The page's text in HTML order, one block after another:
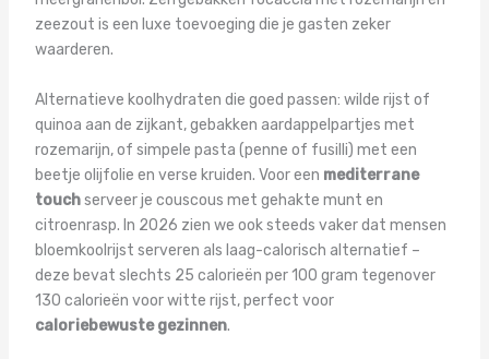
zeezout is een luxe toevoeging die je gasten zeker
waarderen.
Alternatieve koolhydraten die goed passen: wilde rijst of
quinoa aan de zijkant, gebakken aardappelpartjes met
rozemarijn, of simpele pasta (penne of fusilli) met een
beetje olijfolie en verse kruiden. Voor een mediterrane
touchserveer je couscous met gehakte munt en
citroenrasp. In 2026 zien we ook steeds vaker dat mensen
bloemkoolrijst serveren als laag-calorisch alternatief –
deze bevat slechts 25 calorieën per 100 gram tegenover
130 calorieën voor witte rijst, perfect voor
caloriebewuste gezinnen.